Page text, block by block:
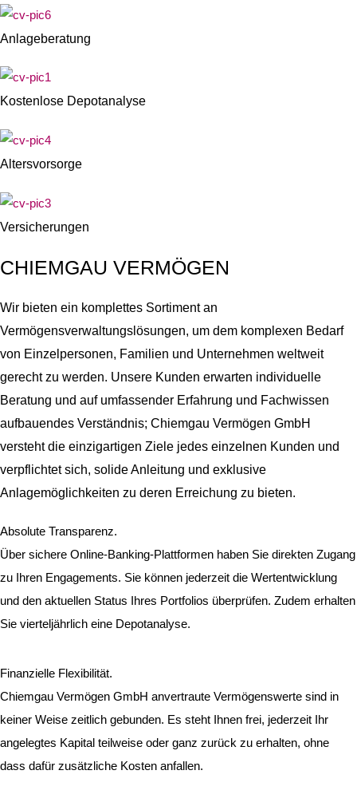
Anlageberatung
Kostenlose Depotanalyse
Altersvorsorge
Versicherungen
CHIEMGAU VERMÖGEN
Wir bieten ein komplettes Sortiment an
Vermögensverwaltungslösungen, um dem komplexen Bedarf
von Einzelpersonen, Familien und Unternehmen weltweit
gerecht zu werden. Unsere Kunden erwarten individuelle
Beratung und auf umfassender Erfahrung und Fachwissen
aufbauendes Verständnis; Chiemgau Vermögen GmbH
versteht die einzigartigen Ziele jedes einzelnen Kunden und
verpflichtet sich, solide Anleitung und exklusive
Anlagemöglichkeiten zu deren Erreichung zu bieten.
Absolute Transparenz. ​
Über sichere Online-Banking-Plattformen haben Sie direkten Zugang
zu Ihren Engagements. Sie können jederzeit die Wertentwicklung
und den aktuellen Status Ihres Portfolios überprüfen. Zudem erhalten
Sie vierteljährlich eine Depotanalyse.
Finanzielle Flexibilität.
Chiemgau Vermögen GmbH anvertraute Vermögenswerte sind in
keiner Weise zeitlich gebunden. Es steht Ihnen frei, jederzeit Ihr
angelegtes Kapital teilweise oder ganz zurück zu erhalten, ohne
dass dafür zusätzliche Kosten anfallen.